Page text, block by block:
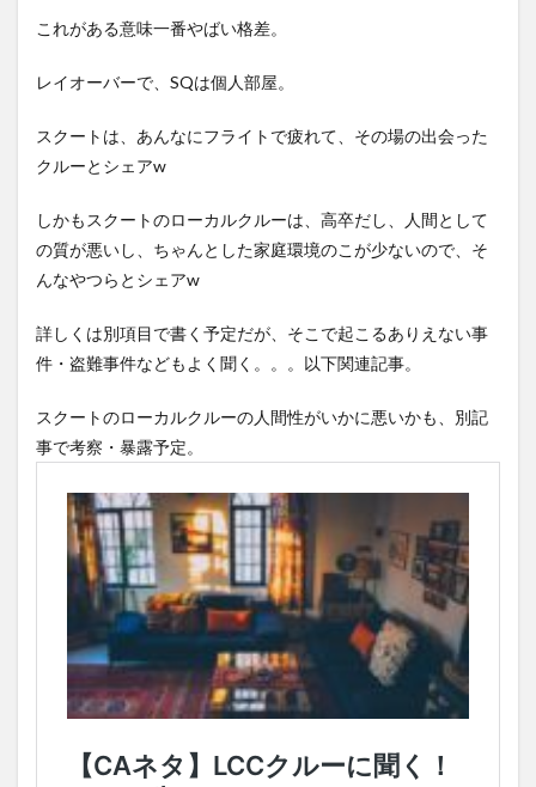
これがある意味一番やばい格差。
レイオーバーで、SQは個人部屋。
スクートは、あんなにフライトで疲れて、その場の出会った
クルーとシェアw
しかもスクートのローカルクルーは、高卒だし、人間として
の質が悪いし、ちゃんとした家庭環境のこが少ないので、そ
んなやつらとシェアw
詳しくは別項目で書く予定だが、そこで起こるありえない事
件・盗難事件などもよく聞く。。。以下関連記事。
スクートのローカルクルーの人間性がいかに悪いかも、別記
事で考察・暴露予定。